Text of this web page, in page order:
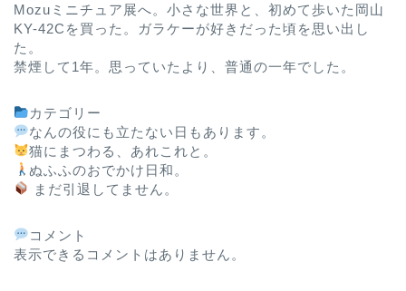
Mozuミニチュア展へ。小さな世界と、初めて歩いた岡山
KY-42Cを買った。ガラケーが好きだった頃を思い出し
た。
禁煙して1年。思っていたより、普通の一年でした。
カテゴリー
なんの役にも立たない日もあります。
猫にまつわる、あれこれと。
ぬふふのおでかけ日和。
まだ引退してません。
コメント
表示できるコメントはありません。